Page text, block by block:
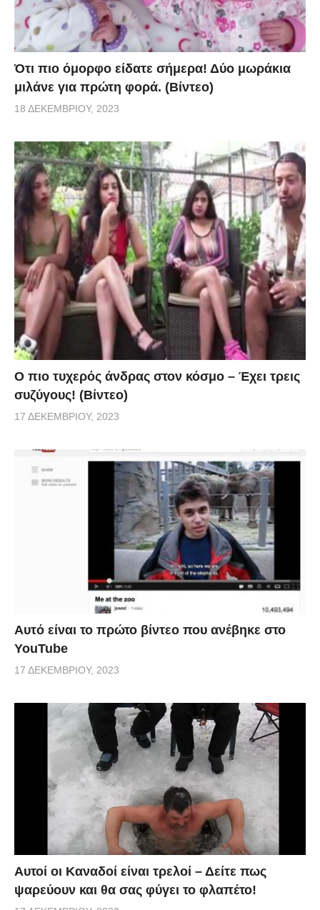
Ότι πιο όμορφο είδατε σήμερα! Δύο μωράκια
μιλάνε για πρώτη φορά. (Βίντεο)
18 ΔΕΚΕΜΒΡΊΟΥ, 2023
Ο πιο τυχερός άνδρας στον κόσμο – Έχει τρεις
συζύγους! (Βίντεο)
17 ΔΕΚΕΜΒΡΊΟΥ, 2023
Αυτό είναι το πρώτο βίντεο που ανέβηκε στο
YouTube
17 ΔΕΚΕΜΒΡΊΟΥ, 2023
Αυτοί οι Καναδοί είναι τρελοί – Δείτε πως
ψαρεύουν και θα σας φύγει το φλαπέτο!